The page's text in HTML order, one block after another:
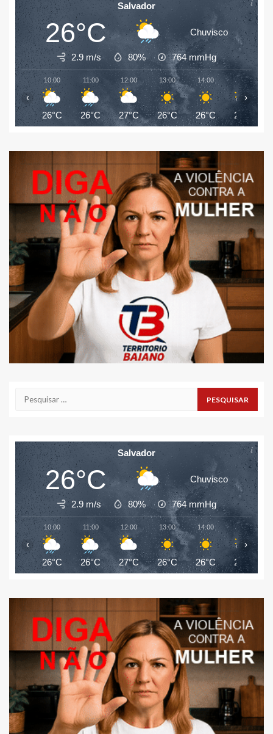
Salvador
26°C Chuvisco
2.9 m/s 80% 764mmHg
10:00
26°C
11:00
26°C
12:00
27°C
13:00
26°C
14:00
26°C
15:00
26°C
‹ ›
Pesquisar
Salvador
26°C Chuvisco
2.9 m/s 80% 764mmHg
10:00
26°C
11:00
26°C
12:00
27°C
13:00
26°C
14:00
26°C
15:00
26°C
‹ ›